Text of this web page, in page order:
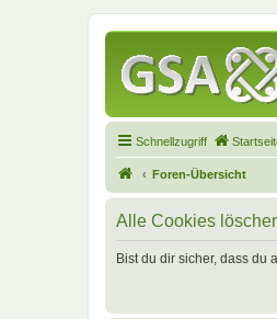
Schnellzugriff
Foren-Übersicht
Alle Cookies
Bist du dir sicher, dass du